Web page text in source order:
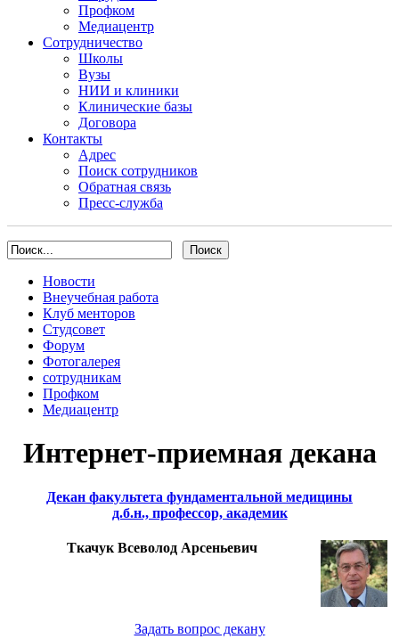
Профком
Медиацентр
Сотрудничество
Школы
Вузы
НИИ и клиники
Клинические базы
Договора
Контакты
Адрес
Поиск сотрудников
Обратная связь
Пресс-служба
Новости
Внеучебная работа
Клуб менторов
Студсовет
Форум
Фотогалерея
сотрудникам
Профком
Медиацентр
Интернет-приемная декана
Декан факультета фундаментальной медицины
д.б.н., профессор, академик
Ткачук Всеволод Арсеньевич
Задать вопрос декану